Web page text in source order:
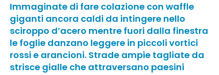
Immaginate di fare colazione con waffle
giganti ancora caldi da intingere nello
sciroppo d’acero mentre fuori dalla finestra
le foglie danzano leggere in piccoli vortici
rossi e arancioni. Strade ampie tagliate da
strisce gialle che attraversano paesini